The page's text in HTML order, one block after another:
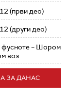
(први део)
(други део)
фусноте – Шором
воз
ЗА ДАНАС